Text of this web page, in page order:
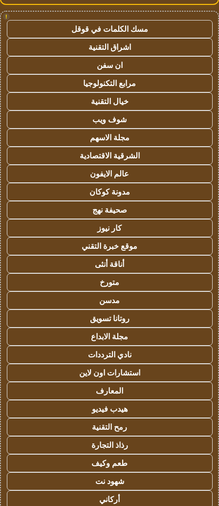
!
مسك الكلمات في قوقل
اشراق التقنية
ان سفن
مرابع التكنولوجيا
خيال التقنية
شوف ويب
مجلة الاسهم
الشرقية الاقتصادية
عالم الايفون
مدونة كوكان
صحيفة نهج
كار نيوز
موقع خبرة التقني
أناقة أنثى
متورخ
مدسن
روتانا تسويق
مجلة الابداع
نادي الترددات
استشارات اون لاين
المعارف
هيدب فيديو
رمح التقنية
رذاذ التجارة
طعم وكيف
شهود نت
أركاني